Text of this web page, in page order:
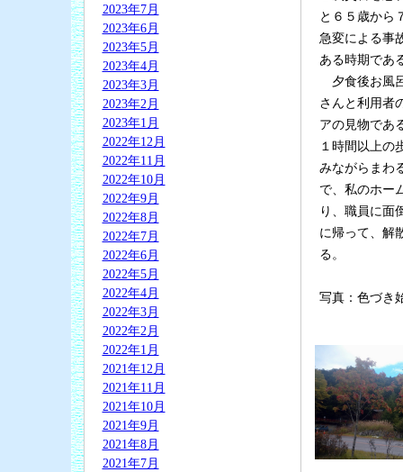
2023年7月
2023年6月
2023年5月
2023年4月
2023年3月
2023年2月
2023年1月
2022年12月
2022年11月
2022年10月
2022年9月
2022年8月
2022年7月
2022年6月
2022年5月
2022年4月
2022年3月
2022年2月
2022年1月
2021年12月
2021年11月
2021年10月
2021年9月
2021年8月
2021年7月
と６５歳から
急変による事
ある時期であ
夕食後お風
さんと利用者
アの見物であ
１時間以上の
みながらまわ
で、私のホー
り、職員に面
に帰って、解
る。
写真：色づき